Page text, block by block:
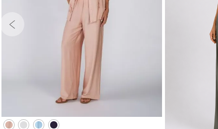
M
ADICIONAR À SACOLA
XGG